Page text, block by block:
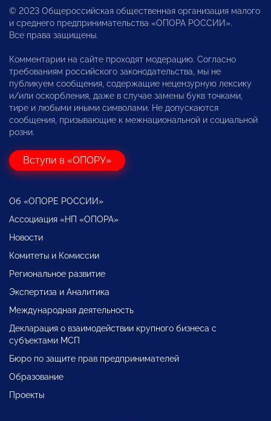
© 2023 Общероссийская общественная организация малого
и среднего предпринимательства «ОПОРА РОССИИ».
Все права защищены.
Комментарии на сайте проходят модерацию. Согласно
требованиям российского законодательства, мы не
публикуем сообщения, содержащие нецензурную лексику
и/или оскорбления, даже в случае замены букв точками,
тире и любыми иными символами. Не допускаются
сообщения, призывающие к межнациональной и социальной
розни.
Вступи в «ОПОРУ»
Об «ОПОРЕ РОССИИ»
Ассоциация «НП «ОПОРА»
Новости
Комитеты и Комиссии
Региональное развитие
Экспертиза и Аналитика
Международная деятельность
Декларация о взаимодействии крупного бизнеса с
субъектами МСП
Бюро по защите прав предпринимателей
Образование
Проекты